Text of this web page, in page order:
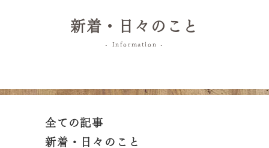
新着・日々のこと
- Information -
全ての記事
新着・日々のこと